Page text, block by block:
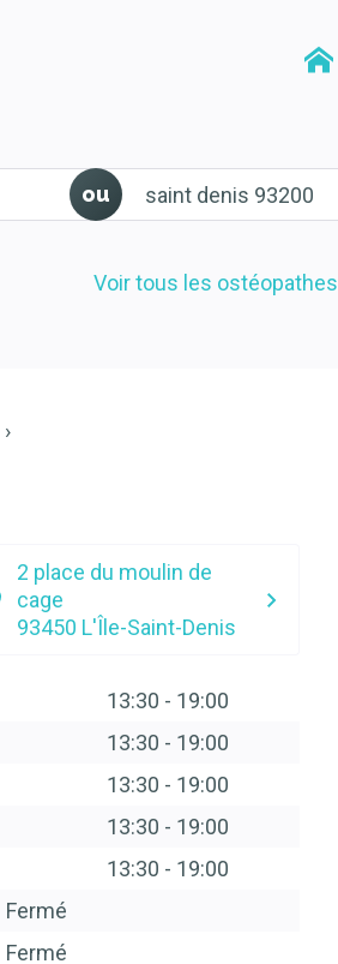
ou
Voir tous les ostéopathes
2 place du moulin de
cage
93450 L'Île-Saint-Denis
13:30 - 19:00
13:30 - 19:00
13:30 - 19:00
13:30 - 19:00
13:30 - 19:00
Fermé
Fermé